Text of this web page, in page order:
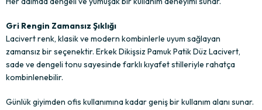
Gri Rengin Zamansız Şıklığı
Lacivert renk, klasik ve modern kombinlerle uyum sağlayan
zamansız bir seçenektir. Erkek Dikişsiz Pamuk Patik Düz Lacivert,
sade ve dengeli tonu sayesinde farklı kıyafet stilleriyle rahatça
kombinlenebilir.
Günlük giyimden ofis kullanımına kadar geniş bir kullanım alanı sunar.